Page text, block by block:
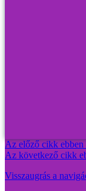
Az előző cikk ebben
Az következő cikk
Visszaugrás a